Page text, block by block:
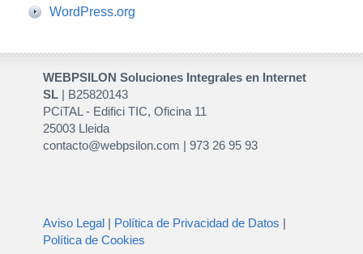
WordPress.org
WEBPSILON Soluciones Integrales en Internet
SL| B25820143
PCiTAL - Edifici TIC, Oficina 11
25003 Lleida
contacto@webpsilon.com | 973 26 95 93
Aviso Legal| Política de Privacidad de Datos |
Política de Cookies